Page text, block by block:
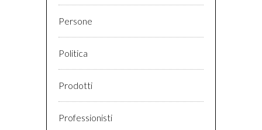
Persone
Politica
Prodotti
Professionisti